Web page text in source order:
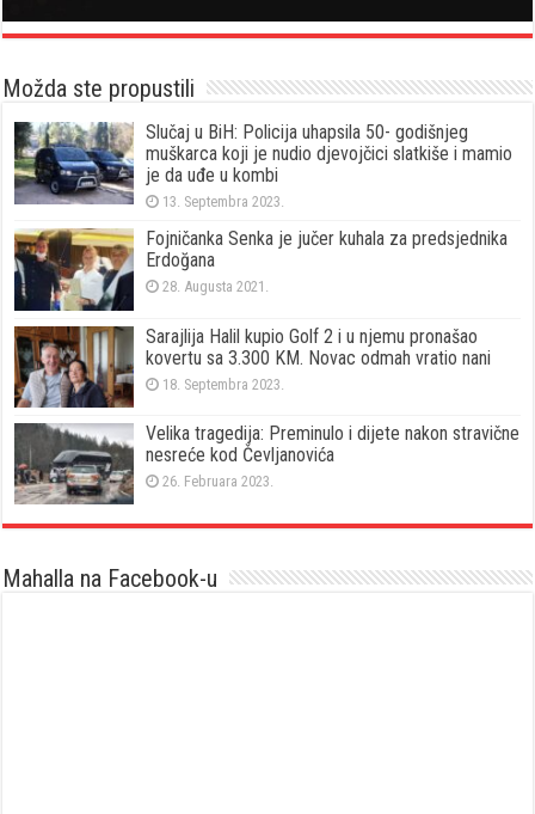
Možda ste propustili
Slučaj u BiH: Policija uhapsila 50- godišnjeg
muškarca koji je nudio djevojčici slatkiše i mamio
je da uđe u kombi
13. Septembra 2023.
Fojničanka Senka je jučer kuhala za predsjednika
Erdoğana
28. Augusta 2021.
Sarajlija Halil kupio Golf 2 i u njemu pronašao
kovertu sa 3.300 KM. Novac odmah vratio nani
18. Septembra 2023.
Velika tragedija: Preminulo i dijete nakon stravične
nesreće kod Čevljanovića
26. Februara 2023.
Mahalla na Facebook-u